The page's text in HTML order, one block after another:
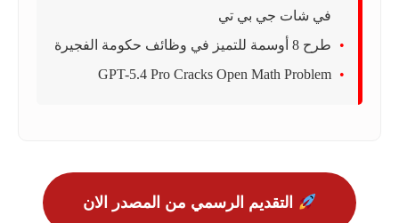
في شات جي بي تي
طرح 8 أوسمة للتميز في وظائف حكومة الفجيرة
GPT-5.4 Pro Cracks Open Math Problem
التقديم الرسمي من المصدر الان